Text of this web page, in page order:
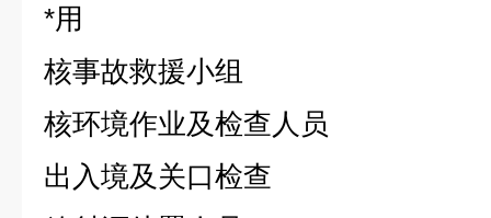
*用
核事故救援小组
核环境作业及检查人员
出入境及关口检查